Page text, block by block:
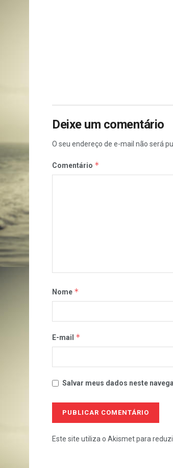
Deixe um comentário
O seu endereço de e-mail não será
Comentário *
Nome *
E-mail *
Salvar meus dados neste
Este site utiliza o Akismet para